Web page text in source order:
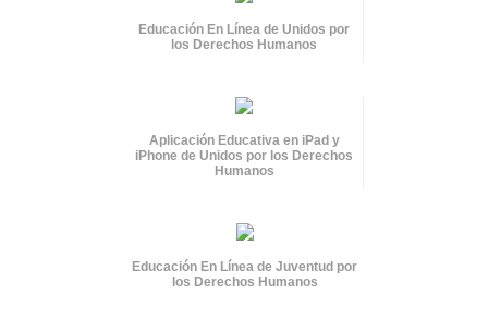
Educación En Línea de Unidos por
los Derechos Humanos
Aplicación Educativa en iPad y
iPhone de Unidos por los Derechos
Humanos
Educación En Línea de Juventud por
los Derechos Humanos